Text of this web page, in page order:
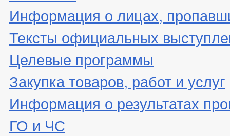
Информация о лицах,
Тексты официальных
Целевые программы
Закупка товаров, работ и услуг
Информация о результатах
ГО и ЧС